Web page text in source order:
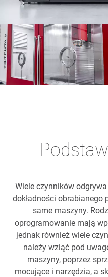
Wiele czynników
dokładności obrabianego
same maszyny.
oprogramowanie mają
jednak również wiele
należy wziąć pod
maszyny, poprzez
mocujące i narzędzia, a